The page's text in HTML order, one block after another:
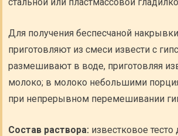
Для получения беспесчаной
приготовляют из смеси извести с
размешивают в воде, приготовляя
молоко; в молоко небольшими
при непрерывном перемешивании
Состав раствора: известковое